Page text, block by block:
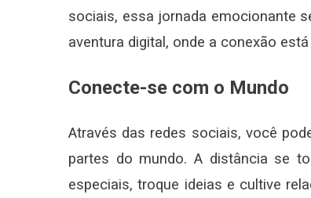
sociais, essa jornada emocionante
aventura digital, onde a conexão
Conecte-se com o Mundo
Através das redes sociais, você
partes do mundo. A distância se
especiais, troque ideias e cultive